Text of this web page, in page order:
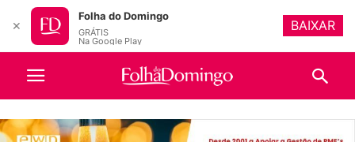
✕
Folha do Domingo
GRÁTIS
Na Google Play
BAIXAR